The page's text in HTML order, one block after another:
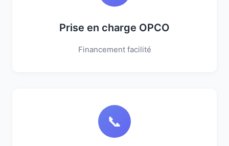
Prise en charge OPCO
Financement facilité
📞